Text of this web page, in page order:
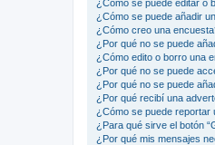
¿Cómo se puede editar o
¿Cómo se puede añadir
¿Cómo creo una
¿Por qué no se puede
¿Cómo edito o borro una
¿Por qué no se puede
¿Por qué no se puede
¿Por qué recibí una
¿Cómo se puede reportar
¿Para qué sirve el botón
¿Por qué mis mensajes